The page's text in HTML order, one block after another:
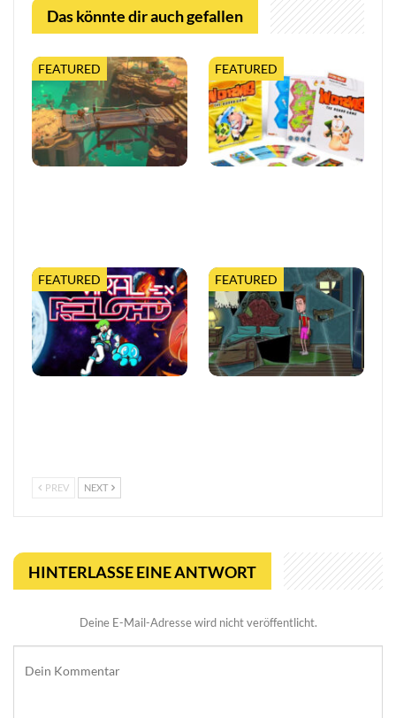
Das könnte dir auch gefallen
FEATURED FEATURED
FEATURED FEATURED
PREV NEXT
HINTERLASSE EINE ANTWORT
Deine E-Mail-Adresse wird nicht veröffentlicht.